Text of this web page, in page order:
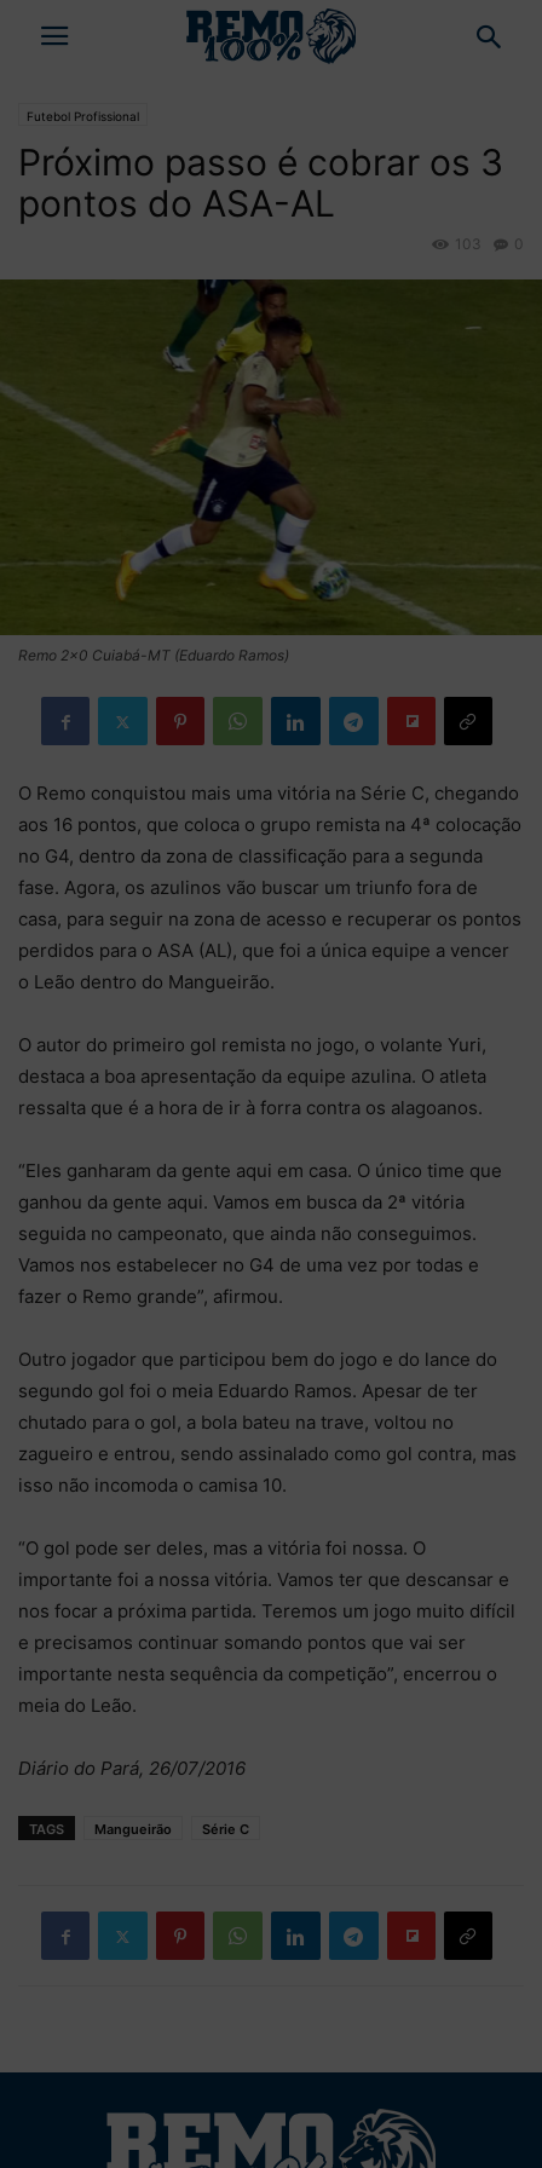
Futebol Profissional
Próximo passo é cobrar os 3
pontos do ASA-AL
0
103
Remo 2x0 Cuiabá-MT (Eduardo Ramos)
O Remo conquistou mais uma vitória na Série C, chegando
aos 16 pontos, que coloca o grupo remista na 4ª colocação
no G4, dentro da zona de classificação para a segunda
fase. Agora, os azulinos vão buscar um triunfo fora de
casa, para seguir na zona de acesso e recuperar os pontos
perdidos para o ASA (AL), que foi a única equipe a vencer
o Leão dentro do Mangueirão.
O autor do primeiro gol remista no jogo, o volante Yuri,
destaca a boa apresentação da equipe azulina. O atleta
ressalta que é a hora de ir à forra contra os alagoanos.
“Eles ganharam da gente aqui em casa. O único time que
ganhou da gente aqui. Vamos em busca da 2ª vitória
seguida no campeonato, que ainda não conseguimos.
Vamos nos estabelecer no G4 de uma vez por todas e
fazer o Remo grande”, afirmou.
Outro jogador que participou bem do jogo e do lance do
segundo gol foi o meia Eduardo Ramos. Apesar de ter
chutado para o gol, a bola bateu na trave, voltou no
zagueiro e entrou, sendo assinalado como gol contra, mas
isso não incomoda o camisa 10.
“O gol pode ser deles, mas a vitória foi nossa. O
importante foi a nossa vitória. Vamos ter que descansar e
nos focar a próxima partida. Teremos um jogo muito difícil
e precisamos continuar somando pontos que vai ser
importante nesta sequência da competição”, encerrou o
meia do Leão.
Diário do Pará, 26/07/2016
TAGS Mangueirão Série C